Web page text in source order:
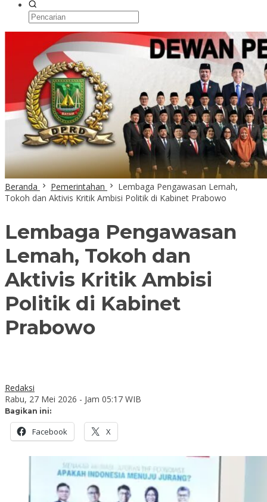
Beranda Pemerintahan
Lembaga Pengawasan Lemah,
Tokoh dan Aktivis Kritik Ambisi Politik di Kabinet Prabowo
Lembaga Pengawasan
Lemah, Tokoh dan
Aktivis Kritik Ambisi
Politik di Kabinet
Prabowo
Redaksi
Rabu, 27 Mei 2026 - Jam 05:17 WIB
Bagikan ini:
Facebook X